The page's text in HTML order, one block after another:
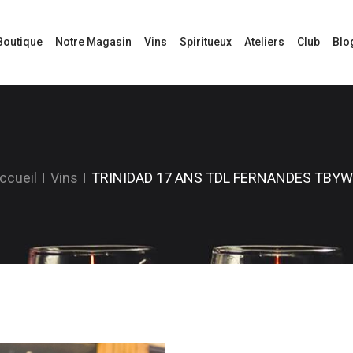
Notre Magasin Vins Spiritueux Ateliers Club
Vins TRINIDAD 17 ANS TDL FERNANDES